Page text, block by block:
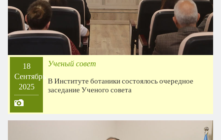
18
Сентябрь
2025
Ученый совет
В Институте ботаники состоялось очередное
заседание Ученого совета